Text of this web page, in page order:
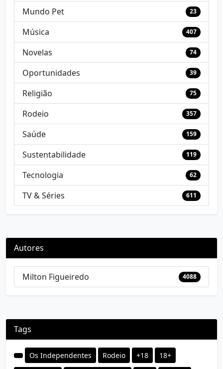
Mundo Pet 23
Música 407
Novelas 74
Oportunidades 39
Religião 75
Rodeio 357
Saúde 159
Sustentabilidade 119
Tecnologia 62
TV & Séries 611
Autores
Milton Figueiredo 4088
Tags
Os Independentes Rodeio +18 18+